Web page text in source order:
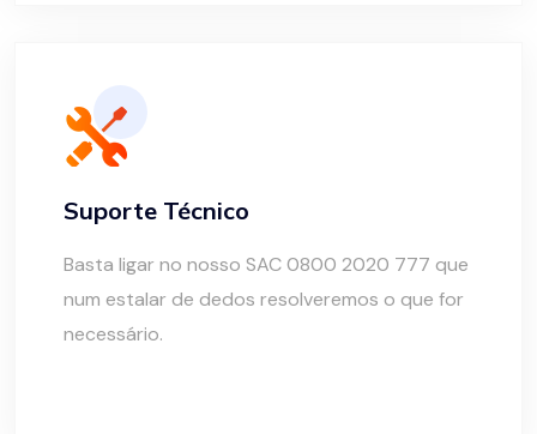
Suporte Técnico
Basta ligar no nosso SAC 0800 2020 777 que
num estalar de dedos resolveremos o que for
necessário.